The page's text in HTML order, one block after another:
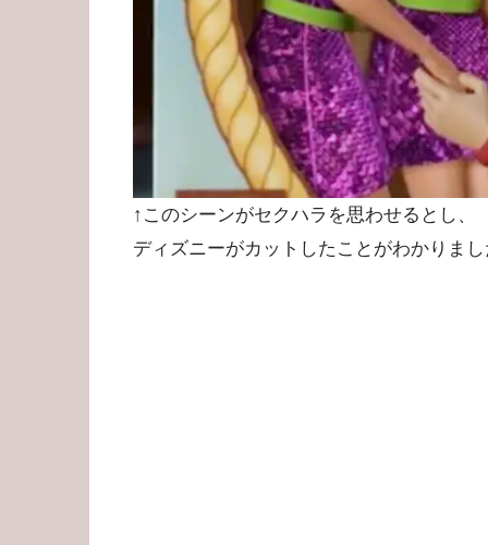
↑このシーンがセクハラを思わせるとし、
ディズニーがカットしたことがわかりま